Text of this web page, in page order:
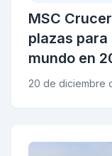
MSC
plazas
mundo en
20 de diciembre